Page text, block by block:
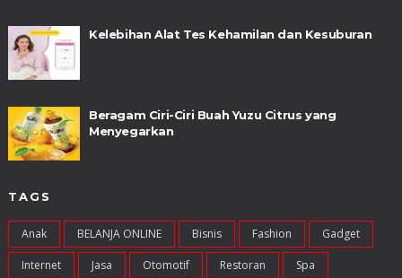
Kelebihan Alat Tes Kehamilan dan Kesuburan
Beragam Ciri-Ciri Buah Yuzu Citrus yang
Menyegarkan
TAGS
Anak BELANJA ONLINE Bisnis Fashion Gadget
Internet Jasa Otomotif Restoran Spa